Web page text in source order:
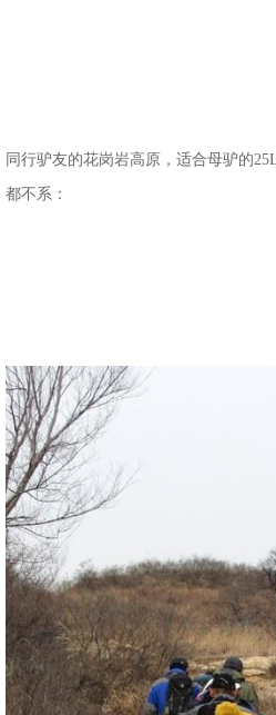
同行驴友的花岗岩高原，适合母驴的
都不系：